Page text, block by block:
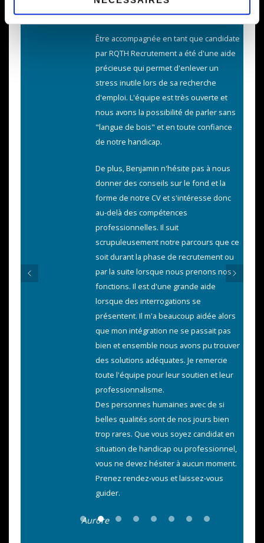
Être accompagnée en tant que candidate
par RQTH Recrutement a été d'une aide
précieuse qui permet d'enlever un
stress inutile lors de sa recherche
d'emploi. L'équipe est très ouverte et
nous avons la possibilité de parler sans
"langue de bois" et en toute confiance
de notre handicap.
De plus, Benjamin n'hésite pas à nous
donner des conseils sur le fond et la
forme de notre CV et s'intéresse donc
au-delà des compétences
professionnelles. Il suit
scrupuleusement notre parcours que ce
soit durant la phase de recrutement ou
par la suite lorsque nous prenons nos
fonctions. Il est d'une grande aide
lorsque des interrogations se
présentent. Il m'a beaucoup aidée alors
que mon intégration ne se passait pas
bien et ensemble nous avons pu trouver
des solutions adéquates. Je remercie
toute l'équipe pour leur soutien et leur
professionnalisme.
Des personnes humaines avec de si
belles qualités sont de nos jours bien
trop rares. Que vous soyez candidat en
situation de handicap ou professionnel,
vous ne devez hésiter à aucun moment.
Prenez rendez-vous et laissez-vous